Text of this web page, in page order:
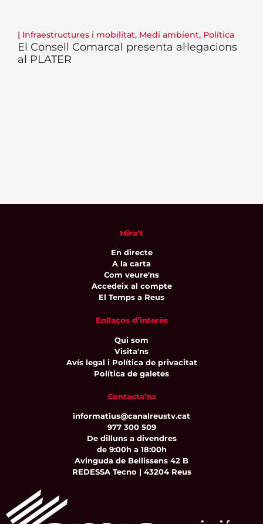
| Infraestructures i mobilitat, Medi ambient, Política
El Consell Comarcal presenta al·legacions
al PLATER
Mira’t
En directe
A la carta
Com veure'ns
Accedeix al compte
El Temps a Reus
Enllaços d’interès
Qui som
Visita'ns
Avís legal i Política de privacitat
Política de galetes
Contacta’ns
informatius@canalreustv.cat
977 300 509
De dilluns a divendres
de 9:00h a 18:00h
Avinguda de Bellissens 42 B
REDESSA Tecno | 43204 Reus